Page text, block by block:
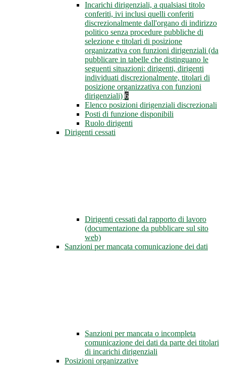
Incarichi dirigenziali, a qualsiasi titolo
conferiti, ivi inclusi quelli conferiti
discrezionalmente dall'organo di indirizzo
politico senza procedure pubbliche di
selezione e titolari di posizione
organizzativa con funzioni dirigenziali (da
pubblicare in tabelle che distinguano le
seguenti situazioni: dirigenti, dirigenti
individuati discrezionalmente, titolari di
posizione organizzativa con funzioni
dirigenziali) 6
Elenco posizioni dirigenziali discrezionali
Posti di funzione disponibili
Ruolo dirigenti
Dirigenti cessati
Dirigenti cessati dal rapporto di lavoro
(documentazione da pubblicare sul sito
web)
Sanzioni per mancata comunicazione dei dati
Sanzioni per mancata o incompleta
comunicazione dei dati da parte dei titolari
di incarichi dirigenziali
Posizioni organizzative